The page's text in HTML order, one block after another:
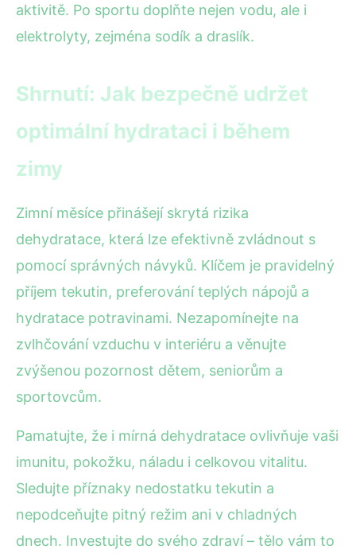
aktivitě. Po sportu doplňte nejen vodu, ale i
elektrolyty, zejména sodík a draslík.
Shrnutí: Jak bezpečně udržet
optimální hydrataci i během
zimy
Zimní měsíce přinášejí skrytá rizika
dehydratace, která lze efektivně zvládnout s
pomocí správných návyků. Klíčem je pravidelný
příjem tekutin, preferování teplých nápojů a
hydratace potravinami. Nezapomínejte na
zvlhčování vzduchu v interiéru a věnujte
zvýšenou pozornost dětem, seniorům a
sportovcům.
Pamatujte, že i mírná dehydratace ovlivňuje vaši
imunitu, pokožku, náladu i celkovou vitalitu.
Sledujte příznaky nedostatku tekutin a
nepodceňujte pitný režim ani v chladných
dnech. Investujte do svého zdraví – tělo vám to